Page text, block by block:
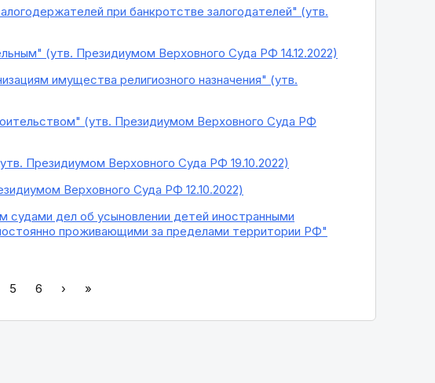
при банкротстве залогодателей" (утв.
(утв. Президиумом Верховного Суда РФ 14.12.2022)
имущества религиозного назначения" (утв.
(утв. Президиумом Верховного Суда РФ
Президиумом Верховного Суда РФ 19.10.2022)
Верховного Суда РФ 12.10.2022)
судами дел об усыновлении детей иностранными
проживающими за пределами территории РФ"
5 6 › »